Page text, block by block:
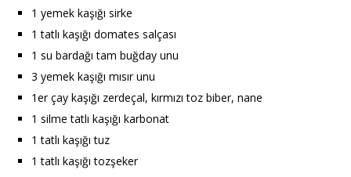
1 yemek kaşığı sirke
1 tatlı kaşığı domates salçası
1 su bardağı tam buğday unu
3 yemek kaşığı mısır unu
1er çay kaşığı zerdeçal, kırmızı toz biber, nane
1 silme tatlı kaşığı karbonat
1 tatlı kaşığı tuz
1 tatlı kaşığı tozşeker